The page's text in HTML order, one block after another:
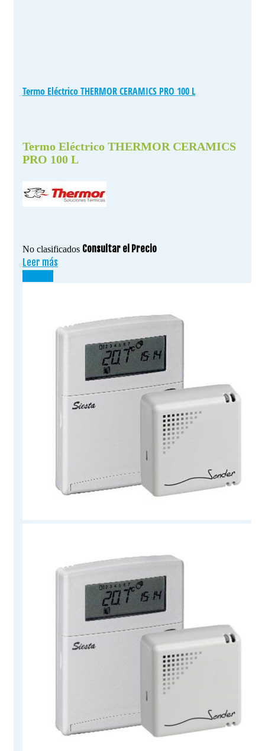
Termo Eléctrico THERMOR CERAMICS PRO 100 L
Termo Eléctrico THERMOR CERAMICS
PRO 100 L
No clasificados Consultar el Precio
Leer más